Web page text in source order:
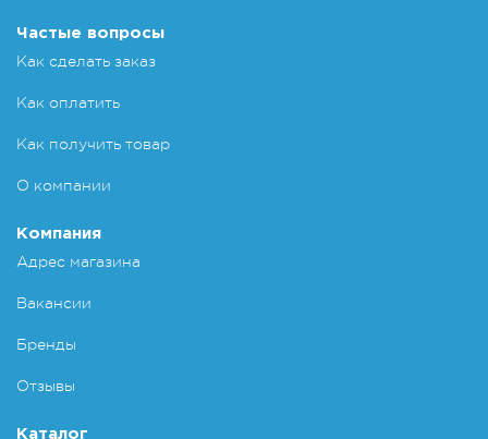
Частые вопросы
Как сделать заказ
Как оплатить
Как получить товар
О компании
Компания
Адрес магазина
Вакансии
Бренды
Отзывы
Каталог